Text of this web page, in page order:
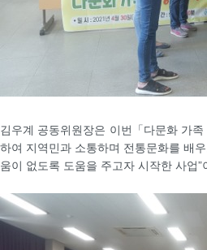
김우계 공동위원장은 이번「다문화 가
하여 지역민과 소통하며 전통문화를 배
움이 없도록 도움을 주고자 시작한 사업